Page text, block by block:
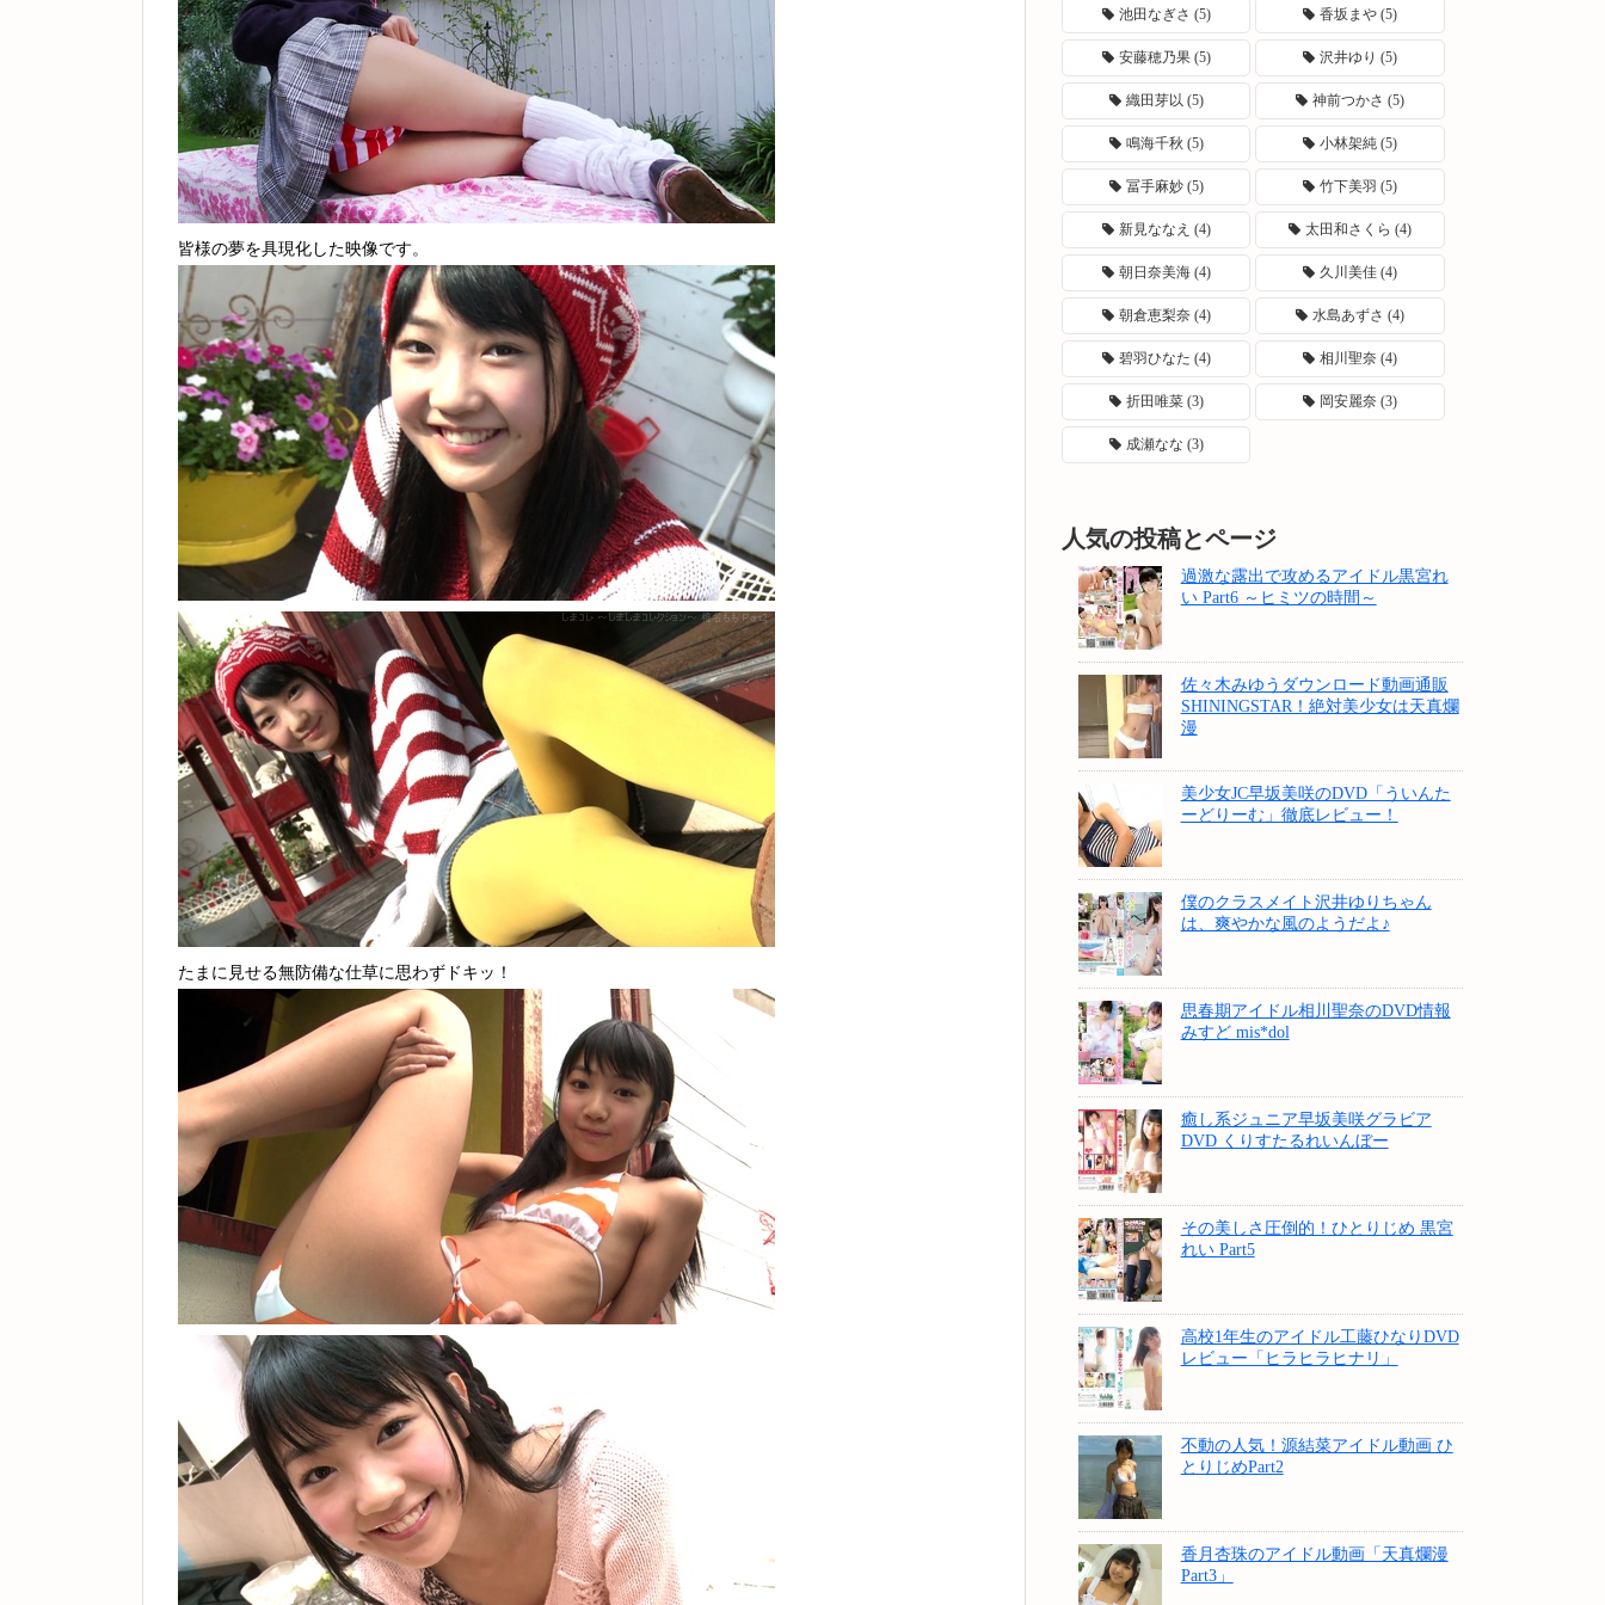
皆様の夢を具現化した映像です。
たまに見せる無防備な仕草に思わずドキッ！
池田なぎさ (5) 香坂まや (5)
安藤穂乃果(5) 沢井ゆり (5)
織田芽以 (5) 神前つかさ (5)
鳴海千秋 (5) 小林架純 (5)
冨手麻妙(5) 竹下美羽 (5)
新見ななえ (4) 太田和さくら (4)
朝日奈美海(4) 久川美佳 (4)
朝倉恵梨奈(4) 水島あずさ (4)
碧羽ひなた (4) 相川聖奈 (4)
折田唯菜(3) 岡安麗奈 (3)
成瀬なな (3)
人気の投稿とページ
過激な露出で攻めるアイドル黒宮れ
い Part6 ～ヒミツの時間～
佐々木みゆうダウンロード動画通販
SHININGSTAR！絶対美少女は天真爛
漫
美少女JC早坂美咲のDVD「ういんた
ーどりーむ」徹底レビュー！
僕のクラスメイト沢井ゆりちゃん
は、爽やかな風のようだよ♪
思春期アイドル相川聖奈のDVD情報
みすど mis*dol
癒し系ジュニア早坂美咲グラビア
DVD くりすたるれいんぼー
その美しさ圧倒的！ひとりじめ 黒宮
れい Part5
高校1年生のアイドル工藤ひなりDVD
レビュー「ヒラヒラヒナリ」
不動の人気！源結菜アイドル動画 ひ
とりじめPart2
香月杏珠のアイドル動画「天真爛漫
Part3」